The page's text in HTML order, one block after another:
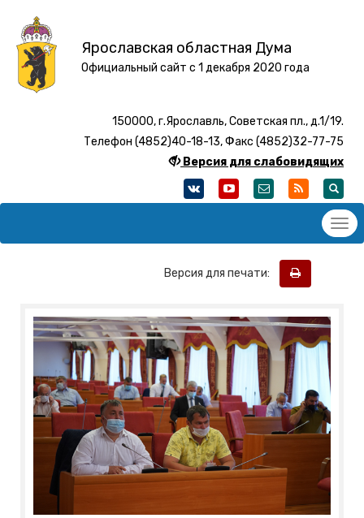
Ярославская областная Дума
Официальный сайт с 1 декабря 2020 года
150000, г.Ярославль, Советская пл., д.1/19.
Телефон (4852)40-18-13, Факс (4852)32-77-75
Версия для слабовидящих
Версия для печати: